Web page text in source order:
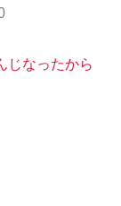
じなったから